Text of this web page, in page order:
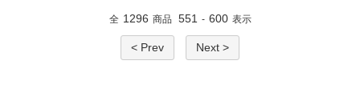
全 1296 商品 551 - 600 表示
< Prev Next >